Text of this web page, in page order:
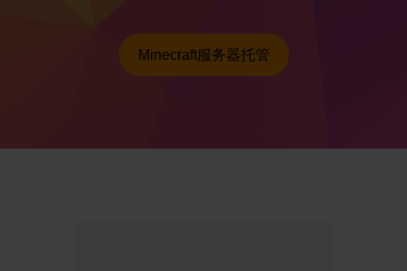
Minecraft服务器托管